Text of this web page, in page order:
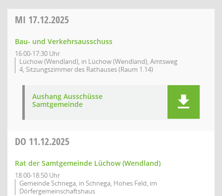
MI 17.12.2025
Bau- und Verkehrsausschuss
16:00-17:30 Uhr
Lüchow (Wendland), in Lüchow (Wendland), Amtsweg
4, Sitzungszimmer des Rathauses (Raum 1.14)
Aushang Ausschüsse
Samtgemeinde
DO 11.12.2025
Rat der Samtgemeinde Lüchow (Wendland)
18:00-18:50 Uhr
Gemeinde Schnega, in Schnega, Hohes Feld, im
Dörfergemeinschaftshaus